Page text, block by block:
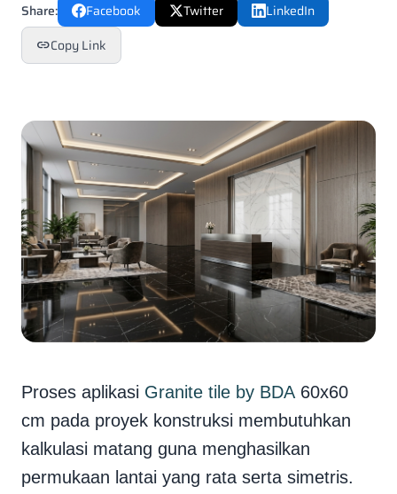
Share: Facebook Twitter LinkedIn
linkCopy Link
Proses aplikasi Granite tile by BDA 60x60
cm pada proyek konstruksi membutuhkan
kalkulasi matang guna menghasilkan
permukaan lantai yang rata serta simetris.